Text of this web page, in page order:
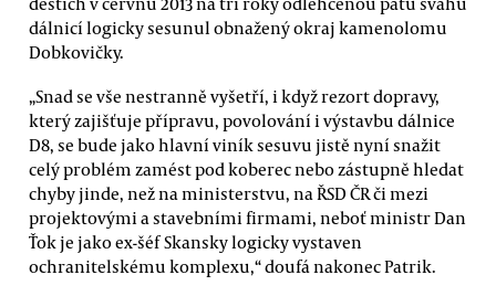
dálnicí logicky sesunul obnažený okraj kamenolomu
Dobkovičky.
„Snad se vše nestranně vyšetří, i když rezort dopravy,
který zajišťuje přípravu, povolování i výstavbu dálnice
D8, se bude jako hlavní viník sesuvu jistě nyní snažit
celý problém zamést pod koberec nebo zástupně hledat
chyby jinde, než na ministerstvu, na ŘSD ČR či mezi
projektovými a stavebními firmami, neboť ministr Dan
Ťok je jako ex-šéf Skansky logicky vystaven
ochranitelskému komplexu,“ doufá nakonec Patrik.